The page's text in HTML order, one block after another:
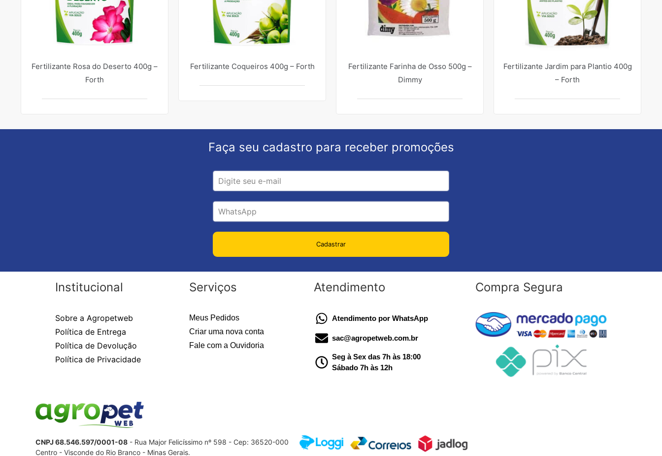
Fertilizante Rosa do Deserto 400g –
Forth
Fertilizante Coqueiros 400g – Forth
Fertilizante Farinha de Osso 500g –
Dimmy
Fertilizante Jardim para Plantio 400g
– Forth
Faça seu cadastro para receber promoções
Cadastrar
Institucional
Sobre a Agropetweb
Política de Entrega
Política de Devolução
Política de Privacidade
Serviços
Meus Pedidos
Criar uma nova conta
Fale com a Ouvidoria
Atendimento
Atendimento por WhatsApp
sac@agropetweb.com.br
Seg à Sex das 7h às 18:00
Sábado 7h às 12h
Compra Segura
CNPJ 68.546.597/0001-08 - Rua Major Felicíssimo nº 598 - Cep: 36520-000
Centro - Visconde do Rio Branco - Minas Gerais.